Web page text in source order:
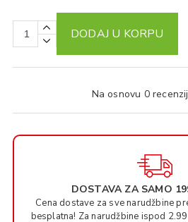
Na osnovu 0
DODAJ U KORPU
DOSTAVA ZA SAMO
Cena dostave za sve narudžbine
besplatna! Za narudžbine ispod